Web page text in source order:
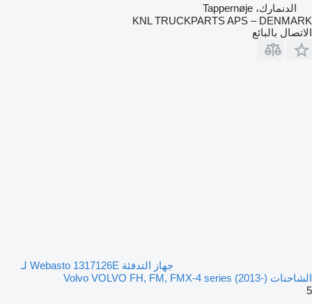
الدنمارك، Tappernøje
KNL TRUCKPARTS APS – DENMARK
الاتصال بالبائع
جهاز التدفئة Webasto 1317126E لـ
الشاحنات Volvo VOLVO FH, FM, FMX-4 series (2013-)
5